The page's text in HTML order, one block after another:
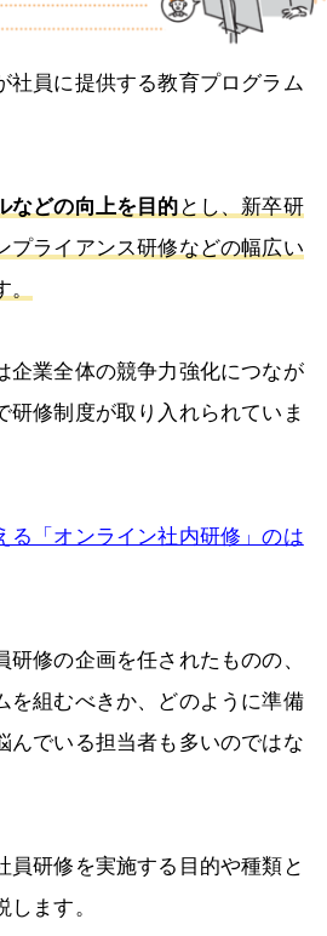
社員に提供する教育プログラム
などの向上を目的 とし、新卒研
プライアンス研修などの幅広い
企業全体の競争力強化につなが
研修制度が取り入れられていま
る「オンライン社内研修」のは
研修の企画を任されたものの、
を組むべきか、どのように準備
んでいる担当者も多いのではな
員研修を実施する目的や種類と
ます。